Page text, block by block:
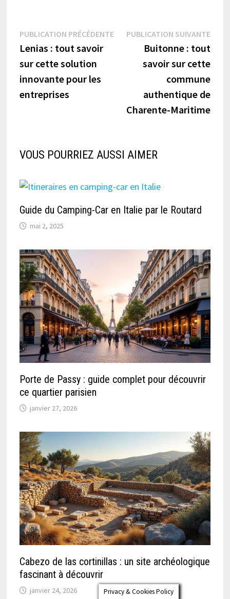
Navigation
de
l’article
PUBLICATION PRÉCÉDENTEPublication
précédente :
Lenias : tout savoir
sur cette solution
innovante pour les
entreprises
PUBLICATION SUIVANTE
Buitonne : tout
savoir sur cette
commune
authentique de
Charente-Maritime
VOUS POURRIEZ AUSSI AIMER
Guide du Camping-Car en Italie par le Routard
mai 2, 2025
Porte de Passy : guide complet pour découvrir
ce quartier parisien
janvier 27, 2026
Cabezo de las cortinillas : un site archéologique
fascinant à découvrir
janvier 24, 2026 Privacy & Cookies Policy